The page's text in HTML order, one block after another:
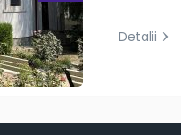
Detalii